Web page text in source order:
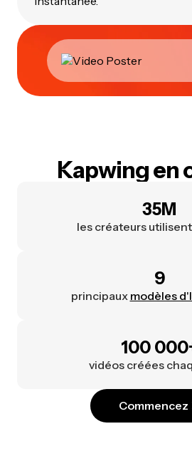
Kapwing en
35M
les créateurs
9
principaux modèles
100
vidéos créées
Commencez